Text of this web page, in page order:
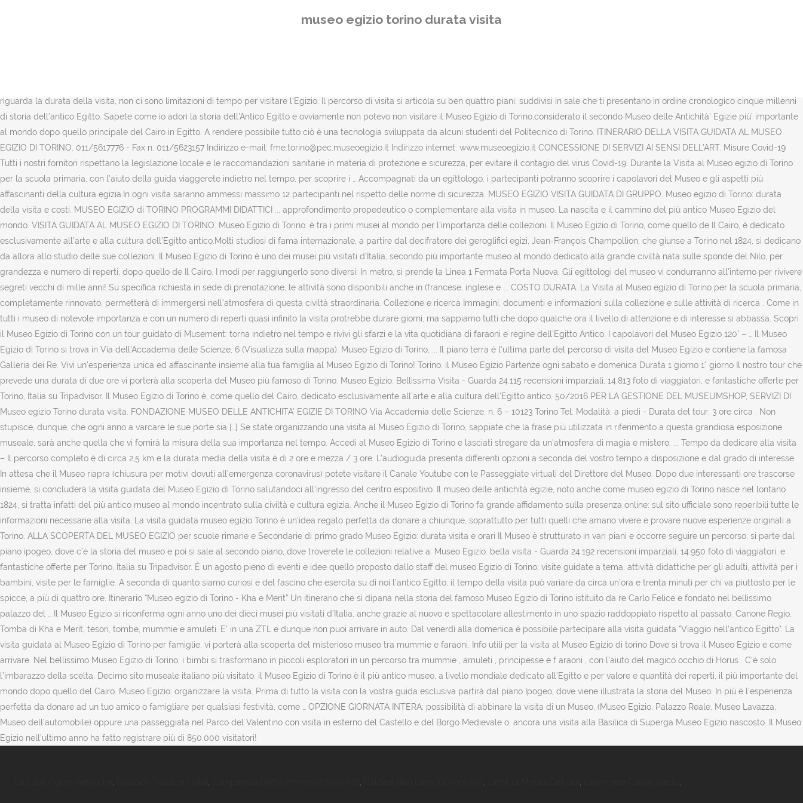
museo egizio torino durata visita
percorsi di visita differenziati per contenuti e durata (es. La raccolta e la conservazione di reperti è stato un processo durato secoli che oggi ci permette di ammirare alcuni dei reperti meglio conservati al
riguarda la durata della visita, non ci sono limitazioni di tempo per visitare l'Egizio. Il percorso di visita si articola su ben quattro piani, suddivisi in sale che ti presentano in ordine cronologico cinque millenni
di storia dell’antico Egitto. Sapete come io adori la storia dell'Antico Egitto e ovviamente non potevo non visitare il Museo Egizio di Torino,considerato il secondo Museo delle Antichità’ Egizie più’ importante
al mondo dopo quello principale del Cairo in Egitto. A rendere possibile tutto ciò è una tecnologia sviluppata da alcuni studenti del Politecnico di Torino. ITINERARIO DELLA VISITA GUIDATA AL MUSEO
EGIZIO DI TORINO. 011/5617776 - Fax n. 011/5623157 Indirizzo e-mail: fme.torino@pec.museoegizio.it Indirizzo internet: www.museoegizio.it CONCESSIONE DI SERVIZI AI SENSI DELL’ART. Misure Covid-19
Tutti i nostri fornitori rispettano la legislazione locale e le raccomandazioni sanitarie in materia di protezione e sicurezza, per evitare il contagio del virus Covid-19. Durante la Visita al Museo egizio di Torino
per la scuola primaria, con l’aiuto della guida viaggerete indietro nel tempo, per scoprire i … Accompagnati da un egittologo, i partecipanti potranno scoprire i capolavori del Museo e gli aspetti più
affascinanti della cultura egizia.In ogni visita saranno ammessi massimo 12 partecipanti nel rispetto delle norme di sicurezza. MUSEO EGIZIO VISITA GUIDATA DI GRUPPO. Museo egizio di Torino: durata
della visita e costi. MUSEO EGIZIO di TORINO PROGRAMMI DIDATTICI ... approfondimento propedeutico o complementare alla visita in museo. La nascita e il cammino del più antico Museo Egizio del
mondo. VISITA GUIDATA AL MUSEO EGIZIO DI TORINO. Museo Egizio di Torino: è tra i primi musei al mondo per l'importanza delle collezioni. Il Museo Egizio di Torino, come quello de Il Cairo, è dedicato
esclusivamente all’arte e alla cultura dell’Egitto antico.Molti studiosi di fama internazionale, a partire dal decifratore dei geroglifici egizi, Jean-François Champollion, che giunse a Torino nel 1824, si dedicano
da allora allo studio delle sue collezioni. Il Museo Egizio di Torino è uno dei musei più visitati d’Italia, secondo più importante museo al mondo dedicato alla grande civiltà nata sulle sponde del Nilo, per
grandezza e numero di reperti, dopo quello de Il Cairo. I modi per raggiungerlo sono diversi: In metro, si prende la Linea 1 Fermata Porta Nuova. Gli egittologi del museo vi condurranno all'interno per rivivere
segreti vecchi di mille anni! Su specifica richiesta in sede di prenotazione, le attività sono disponibili anche in (francese, inglese e ... COSTO DURATA. La Visita al Museo egizio di Torino per la scuola primaria,
completamente rinnovato, permetterà di immergersi nell’atmosfera di questa civiltà straordinaria. Collezione e ricerca Immagini, documenti e informazioni sulla collezione e sulle attività di ricerca . Come in
tutti i museo di notevole importanza e con un numero di reperti quasi infinito la visita protrebbe durare giorni, ma sappiamo tutti che dopo qualche ora il livello di attenzione e di interesse si abbassa. Scopri
il Museo Egizio di Torino con un tour guidato di Musement: torna indietro nel tempo e rivivi gli sfarzi e la vita quotidiana di faraoni e regine dell'Egitto Antico. I capolavori del Museo Egizio 120’ – … Il Museo
Egizio di Torino si trova in Via dell’Accademia delle Scienze, 6 (Visualizza sulla mappa). Museo Egizio di Torino, ... Il piano terra è l’ultima parte del percorso di visita del Museo Egizio e contiene la famosa
Galleria dei Re. Vivi un'esperienza unica ed affascinante insieme alla tua famiglia al Museo Egizio di Torino! Torino: il Museo Egizio Partenze ogni sabato e domenica Durata 1 giorno 1° giorno Il nostro tour che
prevede una durata di due ore vi porterà alla scoperta del Museo più famoso di Torino. Museo Egizio: Bellissima Visita - Guarda 24.115 recensioni imparziali, 14.813 foto di viaggiatori, e fantastiche offerte per
Torino, Italia su Tripadvisor. Il Museo Egizio di Torino è, come quello del Cairo, dedicato esclusivamente all’arte e alla cultura dell’Egitto antico. 50/2016 PER LA GESTIONE DEL MUSEUMSHOP, SERVIZI DI
Museo egizio Torino durata visita. FONDAZIONE MUSEO DELLE ANTICHITA’ EGIZIE DI TORINO Via Accademia delle Scienze, n. 6 – 10123 Torino Tel. Modalità: a piedi - Durata del tour: 3 ore circa . Non
stupisce, dunque, che ogni anno a varcare le sue porte sia […] Se state organizzando una visita al Museo Egizio di Torino, sappiate che la frase più utilizzata in riferimento a questa grandiosa esposizione
museale, sarà anche quella che vi fornirà la misura della sua importanza nel tempo. Accedi al Museo Egizio di Torino e lasciati stregare da un'atmosfera di magia e mistero. ... Tempo da dedicare alla visita
– Il percorso completo è di circa 2,5 km e la durata media della visita è di 2 ore e mezza / 3 ore. L’audioguida presenta differenti opzioni a seconda del vostro tempo a disposizione e dal grado di interesse.
In attesa che il Museo riapra (chiusura per motivi dovuti all’emergenza coronavirus) potete visitare il Canale Youtube con le Passeggiate virtuali del Direttore del Museo. Dopo due interessanti ore trascorse
insieme, si concluderà la visita guidata del Museo Egizio di Torino salutandoci all'ingresso del centro espositivo. Il museo delle antichità egizie, noto anche come museo egizio di Torino nasce nel lontano
1824, si tratta infatti del più antico museo al mondo incentrato sulla civiltà e cultura egizia. Anche il Museo Egizio di Torino fa grande affidamento sulla presenza online: sul sito ufficiale sono reperibili tutte le
informazioni necessarie alla visita. La visita guidata museo egizio Torino è un'idea regalo perfetta da donare a chiunque, soprattutto per tutti quelli che amano vivere e provare nuove esperienze originali a
Torino. ALLA SCOPERTA DEL MUSEO EGIZIO per scuole rimarie e Secondarie di primo grado Museo Egizio: durata visita e orari Il Museo è strutturato in vari piani e occorre seguire un percorso: si parte dal
piano ipogeo, dove c’è la storia del museo e poi si sale al secondo piano, dove troverete le collezioni relative a: Museo Egizio: bella visita - Guarda 24.192 recensioni imparziali, 14.950 foto di viaggiatori, e
fantastiche offerte per Torino, Italia su Tripadvisor. È un agosto pieno di eventi e idee quello proposto dallo staff del museo Egizio di Torino; visite guidate a tema, attività didattiche per gli adulti, attività per i
bambini, visite per le famiglie. A seconda di quanto siamo curiosi e del fascino che esercita su di noi l’antico Egitto, il tempo della visita può variare da circa un’ora e trenta minuti per chi va piuttosto per le
spicce, a più di quattro ore. Itinerario “Museo egizio di Torino - Kha e Merit” Un itinerario che si dipana nella storia del famoso Museo Egizio di Torino istituito da re Carlo Felice e fondato nel bellissimo
palazzo del … Il Museo Egizio si riconferma ogni anno uno dei dieci musei più visitati d’Italia, anche grazie al nuovo e spettacolare allestimento in uno spazio raddoppiato rispetto al passato. Canone Regio,
Tomba di Kha e Merit, tesori, tombe, mummie e amuleti. E’ in una ZTL e dunque non puoi arrivare in auto. Dal venerdì alla domenica è possibile partecipare alla visita guidata "Viaggio nell'antico Egitto". La
visita guidata al Museo Egizio di Torino per famiglie, vi porterà alla scoperta del misterioso museo tra mummie e faraoni. Info utili per la visita al Museo Egizio di torino Dove si trova il Museo Egizio e come
arrivare. Nel bellissimo Museo Egizio di Torino, i bimbi si trasformano in piccoli esploratori in un percorso tra mummie , amuleti , principesse e f araoni , con l’aiuto del magico occhio di Horus . C’è solo
l’imbarazzo della scelta. Decimo sito museale italiano più visitato, il Museo Egizio di Torino è il più antico museo, a livello mondiale dedicato all’Egitto e per valore e quantità dei reperti, il più importante del
mondo dopo quello del Cairo. Museo Egizio: organizzare la visita. Prima di tutto la visita con la vostra guida esclusiva partirà dal piano Ipogeo, dove viene illustrata la storia del Museo. In più è l'esperienza
perfetta da donare ad un tuo amico o famigliare per qualsiasi festività, come … OPZIONE GIORNATA INTERA: possibilità di abbinare la visita di un Museo, (Museo Egizio, Palazzo Reale, Museo Lavazza,
Museo dell'automobile) oppure una passeggiata nel Parco del Valentino con visita in esterno del Castello e del Borgo Medievale o, ancora una visita alla Basilica di Superga Museo Egizio nascosto. Il Museo
Egizio nell’ultimo anno ha fatto registrare più di 850.000 visitatori!